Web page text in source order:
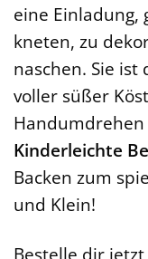
eine Einladung,
kneten, zu
naschen. Sie ist
voller süßer
Kinderleichte
Backen zum
und Klein!
Bestelle dir